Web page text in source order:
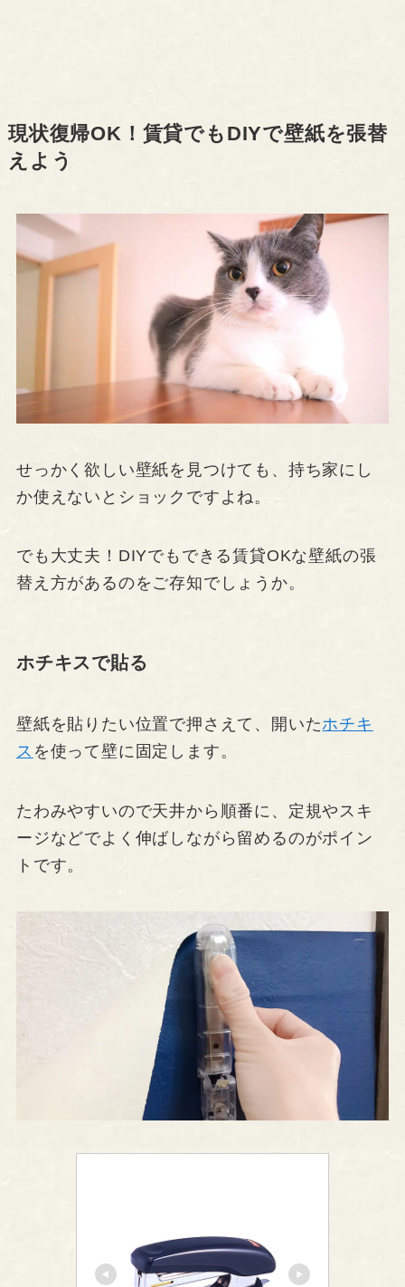
現状復帰OK！賃貸でもDIYで壁紙を張替
えよう
せっかく欲しい壁紙を見つけても、持ち家にし
か使えないとショックですよね。
でも大丈夫！DIYでもできる賃貸OKな壁紙の張
替え方があるのをご存知でしょうか。
ホチキスで貼る
壁紙を貼りたい位置で押さえて、開いたホチキ
ス を使って壁に固定します。
たわみやすいので天井から順番に、定規やスキ
ージなどでよく伸ばしながら留めるのがポイン
トです。